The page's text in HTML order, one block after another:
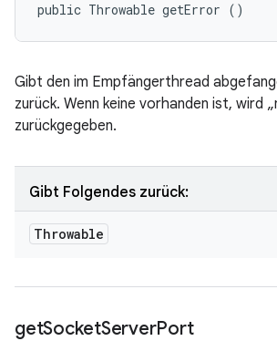
public Throwable getError ()
Gibt den im Empfängerthread
zurück. Wenn keine vorhanden ist, wird
zurückgegeben.
Gibt Folgendes zurück:
Throwable
getSocketServerPort